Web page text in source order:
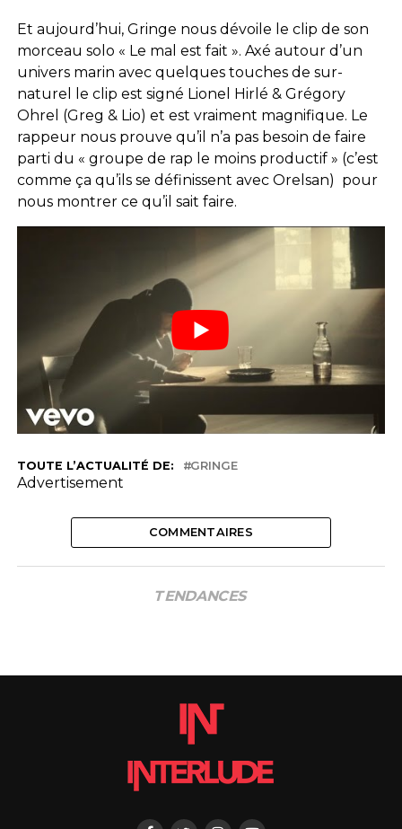
Et aujourd’hui, Gringe nous dévoile le clip de son
morceau solo « Le mal est fait ». Axé autour d’un
univers marin avec quelques touches de sur-
naturel le clip est signé Lionel Hirlé & Grégory
Ohrel (Greg & Lio) et est vraiment magnifique. Le
rappeur nous prouve qu’il n’a pas besoin de faire
parti du « groupe de rap le moins productif » (c’est
comme ça qu’ils se définissent avec Orelsan) pour
nous montrer ce qu’il sait faire.
TOUTE L’ACTUALITÉ DE: GRINGE
Advertisement
COMMENTAIRES
TENDANCES